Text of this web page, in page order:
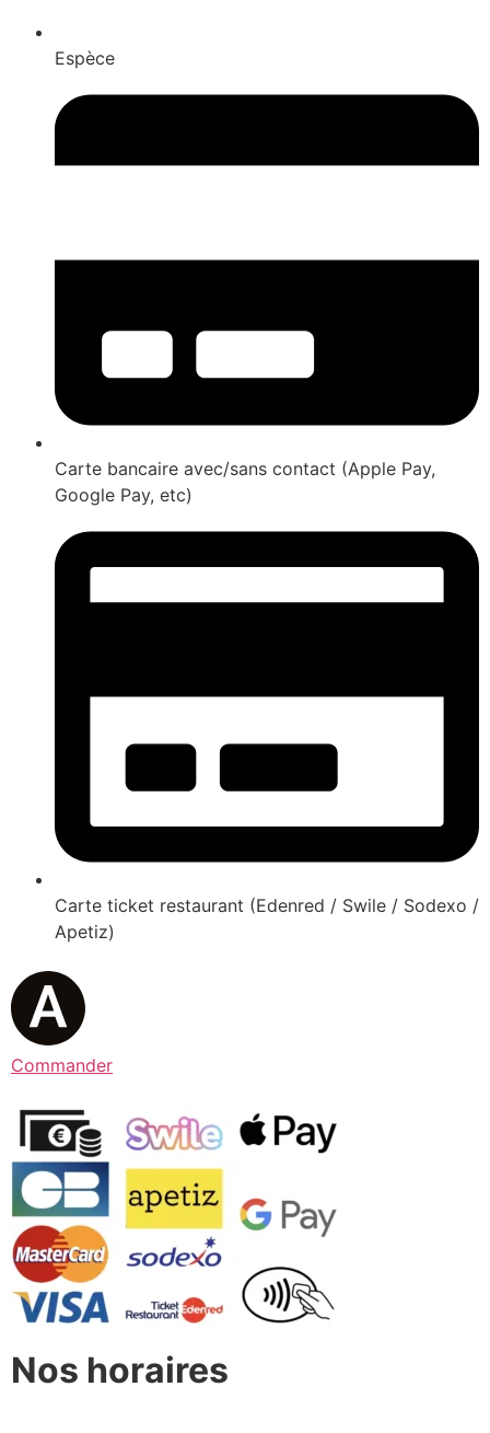
Espèce
Carte bancaire avec/sans contact (Apple Pay,
Google Pay, etc)
Carte ticket restaurant (Edenred / Swile / Sodexo /
Apetiz)
Commander
Nos horaires